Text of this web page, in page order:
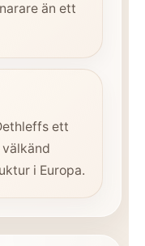
än ett
ett
i Europa.